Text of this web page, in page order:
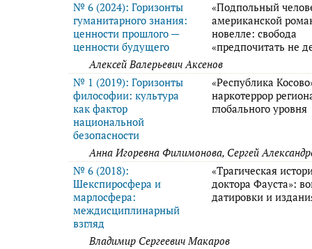
№ 6 (2024): Горизонты
гуманитарного знания:
ценности прошлого —
ценности будущего
«Подпольный
американской
новелле: свобода
«предпочитать не
Алексей Валерьевич Аксенов
№ 1 (2019): Горизонты
философии: культура
как фактор
национальной
безопасности
«Республика
наркотеррор
глобального уровня
Анна Игоревна Филимонова, Сергей
№ 6 (2018):
Шекспиросфера и
марлосфера:
междисциплинарный
взгляд
«Трагическая
доктора Фауста»:
датировки и
Владимир Сергеевич Макаров